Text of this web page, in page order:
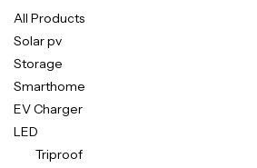
All Products
Solar pv
Storage
Smarthome
EV Charger
LED
Triproof